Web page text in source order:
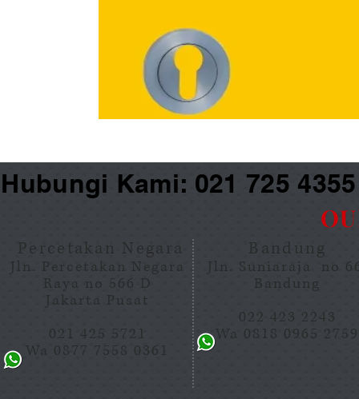
Kami: 021 725
Percetakan Negara
Jln. Percetakan Negara
Raya no 566 D
Jakarta Pusat
021 425 5721
Wa 0877 7558 0361
Bandung
Jln. Suniaraja no
Bandung
022 423 2243
Wa 0818 0965 2759